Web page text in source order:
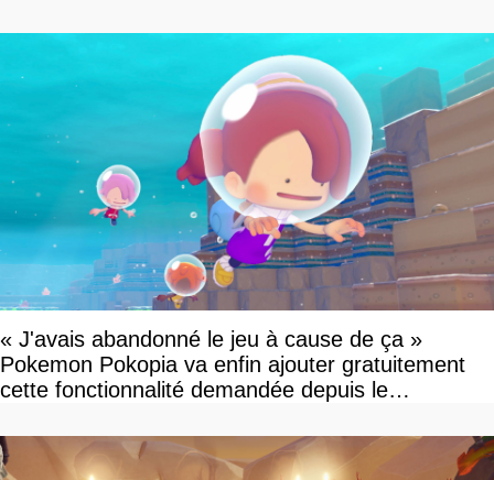
« J'avais abandonné le jeu à cause de ça »
Pokemon Pokopia va enfin ajouter gratuitement
cette fonctionnalité demandée depuis le